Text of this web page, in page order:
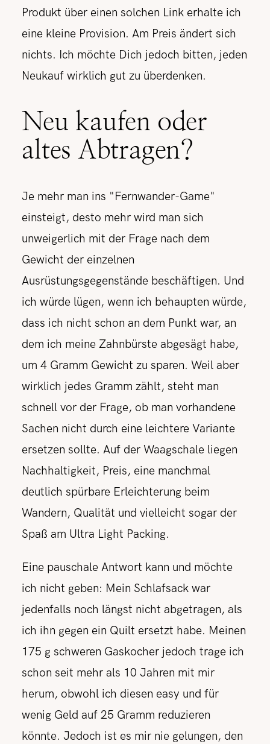
Produkt über einen solchen Link erhalte ich
eine kleine Provision. Am Preis ändert sich
nichts. Ich möchte Dich jedoch bitten, jeden
Neukauf wirklich gut zu überdenken.
Neu kaufen oder
altes Abtragen?
Je mehr man ins "Fernwander-Game"
einsteigt, desto mehr wird man sich
unweigerlich mit der Frage nach dem
Gewicht der einzelnen
Ausrüstungsgegenstände beschäftigen. Und
ich würde lügen, wenn ich behaupten würde,
dass ich nicht schon an dem Punkt war, an
dem ich meine Zahnbürste abgesägt habe,
um 4 Gramm Gewicht zu sparen. Weil aber
wirklich jedes Gramm zählt, steht man
schnell vor der Frage, ob man vorhandene
Sachen nicht durch eine leichtere Variante
ersetzen sollte. Auf der Waagschale liegen
Nachhaltigkeit, Preis, eine manchmal
deutlich spürbare Erleichterung beim
Wandern, Qualität und vielleicht sogar der
Spaß am Ultra Light Packing.
Eine pauschale Antwort kann und möchte
ich nicht geben: Mein Schlafsack war
jedenfalls noch längst nicht abgetragen, als
ich ihn gegen ein Quilt ersetzt habe. Meinen
175 g schweren Gaskocher jedoch trage ich
schon seit mehr als 10 Jahren mit mir
herum, obwohl ich diesen easy und für
wenig Geld auf 25 Gramm reduzieren
könnte. Jedoch ist es mir nie gelungen, den